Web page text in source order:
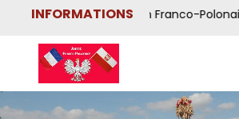
INFORMATIONS
Association Franco-Polonaise